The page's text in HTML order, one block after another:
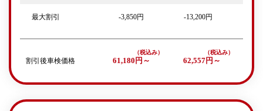
最大割引 -3,850円 -13,200円
割引後車検価格 61,180円～ 62,557円～